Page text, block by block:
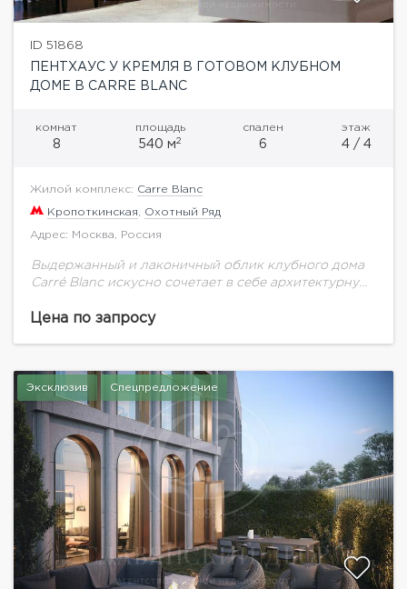
ID 51868
ПЕНТХАУС У КРЕМЛЯ В ГОТОВОМ КЛУБНОМ
ДОМЕ В CARRE BLANC
комнат
8
площадь
540 м2
спален
6
этаж
4 / 4
Жилой комплекс: Carre Blanc
Кропоткинская Охотный Ряд
Адрес: Москва, Россия
Выдержанный и лаконичный облик клубного дома
Carré Blanc искусно сочетает в себе архитектурную
кварталу с собственной художественной
Цена по запросу
Эксклюзив Спецпредложение